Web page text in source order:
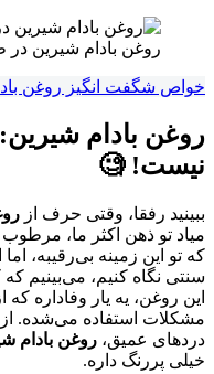
روغن بادام شیرین
خواص شگفت انگیز روغن
روغن بادام
نیست! 🧐
ببینید رفقا، وقتی حرف از
میاد تو ذهن اکثر ما،
که تو این زمینه بی‌رقیبه،
سنتی نگاه کنیم، می‌بینیم
این روغن، یه یار وفاداره که
مشکلات استفاده می‌شده.
دردهای عمیق، روغن بادام
خیلی پررنگ داره.